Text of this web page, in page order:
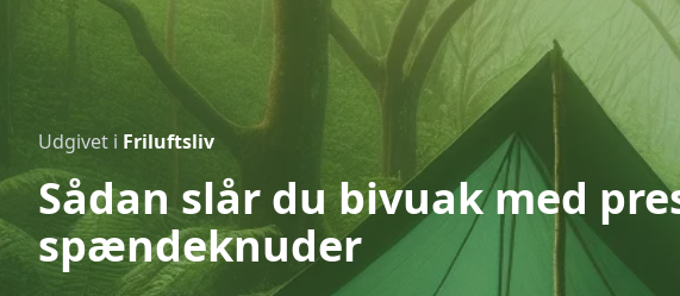
Udgivet i Friluftsliv
Sådan slår du bivuak med
spændeknuder